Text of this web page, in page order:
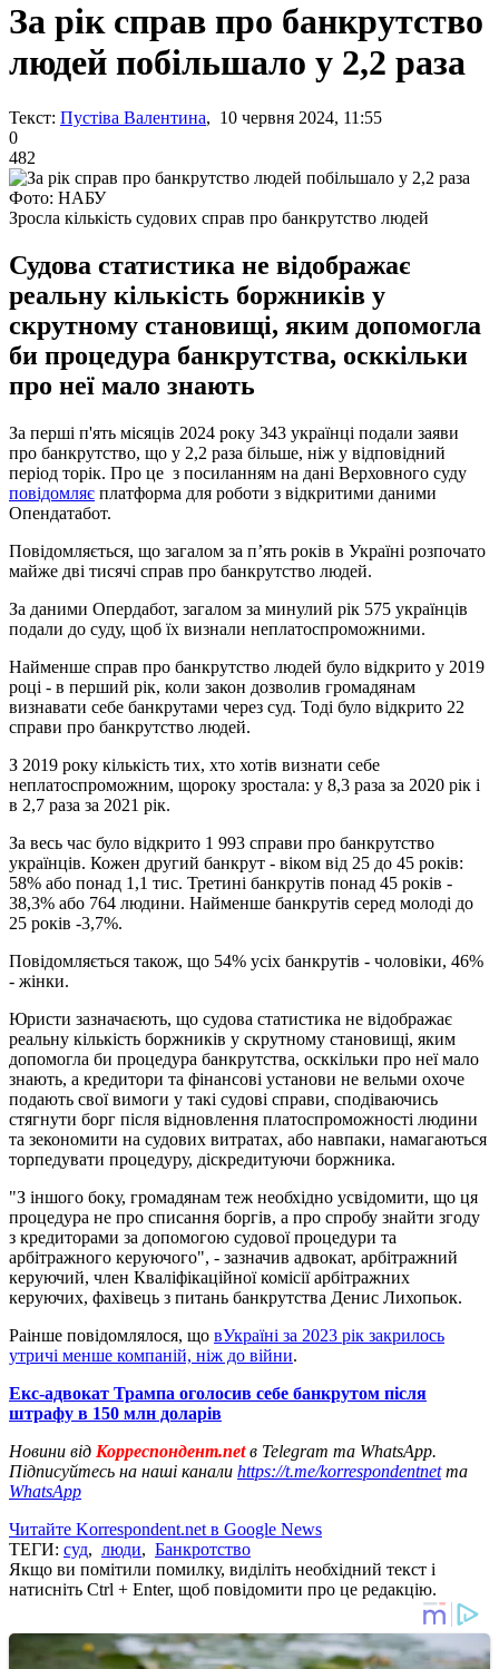
За рік справ про банкрутство
людей побільшало у 2,2 раза
Текст: Пустіва Валентина, 10 червня 2024, 11:55
0
482
Фото: НАБУ
Зросла кількість судових справ про банкрутство людей
Судова статистика не відображає
реальну кількість боржників у
скрутному становищі, яким допомогла
би процедура банкрутства, осккільки
про неї мало знають
За перші п'ять місяців 2024 року 343 українці подали заяви
про банкрутство, що у 2,2 раза більше, ніж у відповідний
період торік. Про це з посиланням на дані Верховного суду
повідомляє платформа для роботи з відкритими даними
Опендатабот.
Повідомляється, що загалом за п’ять років в Україні розпочато
майже дві тисячі справ про банкрутство людей.
За даними Опердабот, загалом за минулий рік 575 українців
подали до суду, щоб їх визнали неплатоспроможними.
Найменше справ про банкрутство людей було відкрито у 2019
році - в перший рік, коли закон дозволив громадянам
визнавати себе банкрутами через суд. Тоді було відкрито 22
справи про банкрутство людей.
З 2019 року кількість тих, хто хотів визнати себе
неплатоспроможним, щороку зростала: у 8,3 раза за 2020 рік і
в 2,7 раза за 2021 рік.
За весь час було відкрито 1 993 справи про банкрутство
українців. Кожен другий банкрут - віком від 25 до 45 років:
58% або понад 1,1 тис. Третині банкрутів понад 45 років -
38,3% або 764 людини. Найменше банкрутів серед молоді до
25 років -3,7%.
Повідомляється також, що 54% усіх банкрутів - чоловіки, 46%
- жінки.
Юристи зазначаєють, що судова статистика не відображає
реальну кількість боржників у скрутному становищі, яким
допомогла би процедура банкрутства, осккільки про неї мало
знають, а кредитори та фінансові установи не вельми охоче
подають свої вимоги у такі судові справи, сподіваючись
стягнути борг після відновлення платоспроможності людини
та зекономити на судових витратах, або навпаки, намагаються
торпедувати процедуру, діскредитуючи боржника.
"З іншого боку, громадянам теж необхідно усвідомити, що ця
процедура не про списання боргів, а про спробу знайти згоду
з кредиторами за допомогою судової процедури та
арбітражного керуючого", - зазначив адвокат, арбітражний
керуючий, член Кваліфікаційної комісії арбітражних
керуючих, фахівець з питань банкрутства Денис Лихопьок.
Раінше повідомлялося, що вУкраїні за 2023 рік закрилось
утричі менше компаній, ніж до війни.
Екс-адвокат Трампа оголосив себе банкрутом після
штрафу в 150 млн доларів
Новини від Корреспондент.netв Telegram та WhatsApp.
Підписуйтесь на наші канали https://t.me/korrespondentnetта
WhatsApp
Читайте Korrespondent.net в Google News
ТЕГИ: суд, люди, Банкротство
Якщо ви помітили помилку, виділіть необхідний текст і
натисніть Ctrl + Enter, щоб повідомити про це редакцію.